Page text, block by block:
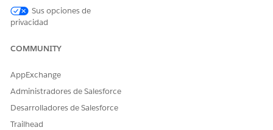
Sus opciones de
privacidad
COMMUNITY
AppExchange
Administradores de Salesforce
Desarrolladores de Salesforce
Trailhead